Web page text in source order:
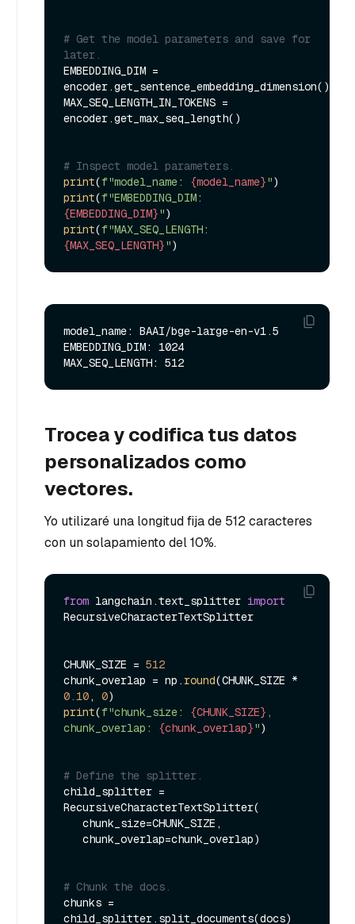
# Get the model parameters and save for
later.
EMBEDDING_DIM =
encoder.get_sentence_embedding_dimension()
MAX_SEQ_LENGTH_IN_TOKENS =
encoder.get_max_seq_length()
# Inspect model parameters.
print(f"model_name: {model_name}"
print(
{EMBEDDING_DIM}"
print(
{MAX_SEQ_LENGTH}"
model_name: BAAI/bge-large-en-v1.5
EMBEDDING_DIM: 1024
Trocea y codifica tus datos
personalizados como
vectores.
Yo utilizaré una longitud fija de 512 caracteres
con un solapamiento del 10%.
from langchain.text_splitter import
RecursiveCharacterTextSplitter
CHUNK_SIZE = 512
chunk_overlap = np.round
0.10, 0
print(f"chunk_size: {CHUNK_SIZE} ,
chunk_overlap: {chunk_overlap}")
# Define the splitter.
child_splitter =
RecursiveCharacterTextSplitter(
# Chunk the docs.
chunks =